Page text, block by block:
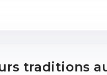
traditions